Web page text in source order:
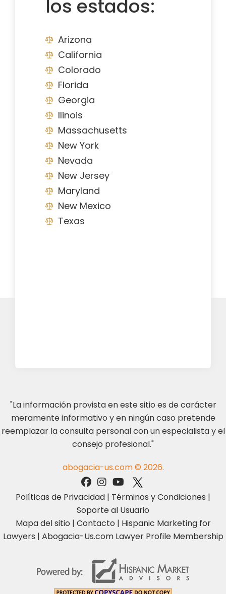
los estados:
Arizona
California
Colorado
Florida
Georgia
Ilinois
Massachusetts
New York
Nevada
New Jersey
Maryland
New Mexico
Texas
"La información provista en este sitio es de carácter
meramente informativo y en ningún caso pretende
reemplazar la consulta personal con un especialista y el
consejo profesional."
abogacia-us.com © 2026.
Políticas de Privacidad | Términos y Condiciones |
Soporte al Usuario
Mapa del sitio | Contacto | Hispanic Marketing for
Lawyers | Abogacia-Us.com Lawyer Profile Membership